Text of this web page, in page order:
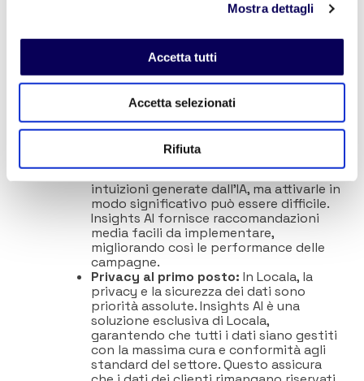
Mostra dettagli
Accetta tutti
Accetta selezionati
Rifiuta
derivanti da fonti diverse può essere
complessa, soprattutto per chi non ha
competenze tecniche. Insights AI
semplifica questo processo,
trasformando dati complessi su mobilità
facilmente comprensibili, consentendo
ai brand di pianificare con fiducia.
Attivazione di intuizioni basate sull’IA
Molti marketer hanno accesso a
intuizioni generate dall’IA, ma attivarle in
modo significativo può essere difficile.
Insights AI fornisce raccomandazioni
media facili da implementare,
migliorando così le performance delle
campagne.
Privacy al primo posto: In Locala, la
privacy e la sicurezza dei dati sono
priorità assolute. Insights AI è una
soluzione esclusiva di Locala,
garantendo che tutti i dati siano gestiti
con la massima cura e conformità agli
standard del settore. Questo assicura